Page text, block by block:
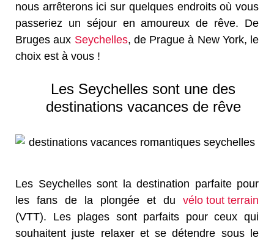
nous arrêterons ici sur quelques endroits où vous
passeriez un séjour en amoureux de rêve. De
Bruges aux Seychelles, de Prague à New York, le
choix est à vous !
Les Seychelles sont une des
destinations vacances de rêve
Les Seychelles sont la destination parfaite pour
les fans de la plongée et du vélo tout terrain
(VTT). Les plages sont parfaits pour ceux qui
souhaitent juste relaxer et se détendre sous le